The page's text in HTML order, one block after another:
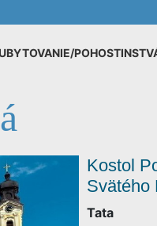
UBYTOVANIE/
Kostol
Svätého
Tata